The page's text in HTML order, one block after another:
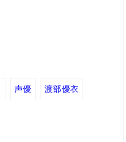
声優 渡部優衣